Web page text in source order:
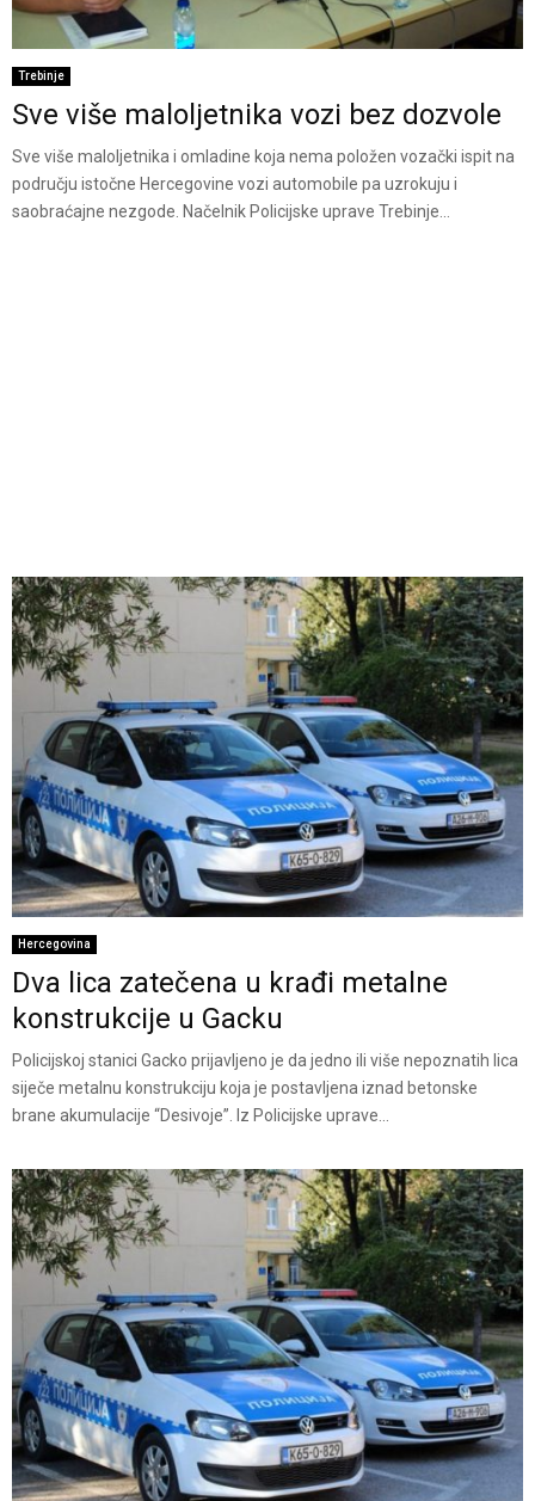
Trebinje
Sve više maloljetnika vozi bez dozvole
Sve više maloljetnika i omladine koja nema položen vozački ispit na
području istočne Hercegovine vozi automobile pa uzrokuju i
saobraćajne nezgode. Načelnik Policijske uprave Trebinje...
Hercegovina
Dva lica zatečena u krađi metalne
konstrukcije u Gacku
Policijskoj stanici Gacko prijavljeno je da jedno ili više nepoznatih lica
siječe metalnu konstrukciju koja je postavljena iznad betonske
brane akumulacije “Desivoje”. Iz Policijske uprave...